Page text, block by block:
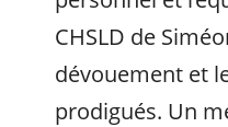
CHSLD de
dévouement et
prodigués. Un